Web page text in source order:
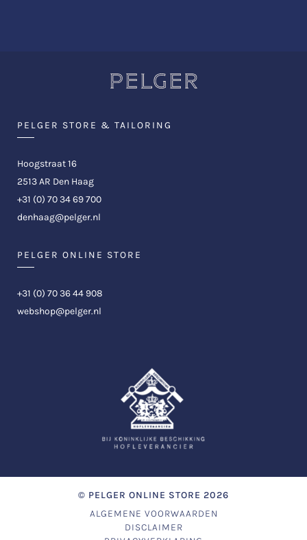
PELGER STORE & TAILORING
Hoogstraat 16
2513 AR Den Haag
+31 (0) 70 34 69 700
denhaag@pelger.nl
PELGER ONLINE STORE
+31 (0) 70 36 44 908
webshop@pelger.nl
© PELGER ONLINE STORE 2026
ALGEMENE VOORWAARDEN
DISCLAIMER